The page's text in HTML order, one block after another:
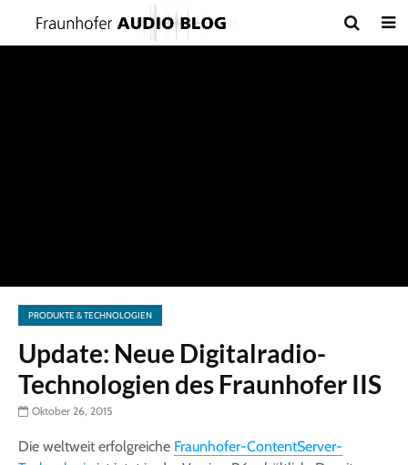
PRODUKTE & TECHNOLOGIEN
Update: Neue Digitalradio-
Technologien des Fraunhofer IIS
Oktober 26, 2015
Die weltweit erfolgreiche Fraunhofer-ContentServer-